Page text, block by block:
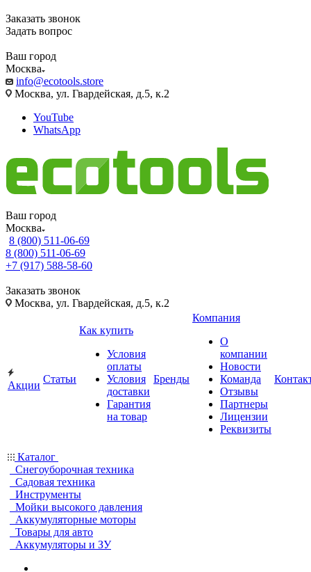
Заказать звонок
Задать вопрос
Ваш город
Москва
info@ecotools.store
Москва, ул. Гвардейская, д.5, к.2
YouTube
WhatsApp
Ваш город
Москва
8 (800) 511-06-69
8 (800) 511-06-69
+7 (917) 588-58-60
Заказать звонок
Москва, ул. Гвардейская, д.5, к.2
Акции
Статьи
Как купить
Условия
оплаты
Условия
доставки
Гарантия
на товар
Бренды
Компания
О
компании
Новости
Команда
Отзывы
Партнеры
Лицензии
Реквизиты
Каталог
Снегоуборочная техника
Садовая техника
Инструменты
Мойки высокого давления
Аккумуляторные моторы
Товары для авто
Аккумуляторы и ЗУ